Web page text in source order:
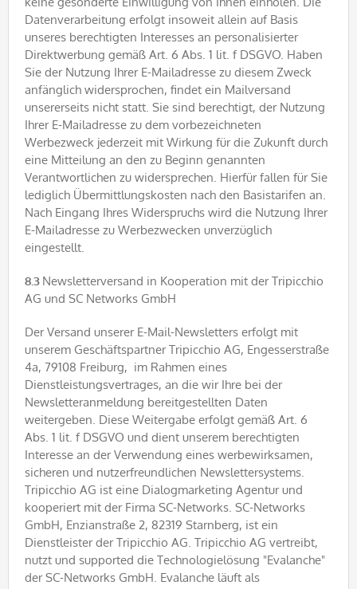
Datenverarbeitung erfolgt insoweit allein auf Basis
unseres berechtigten Interesses an personalisierter
Direktwerbung gemäß Art. 6 Abs. 1 lit. f DSGVO. Haben
Sie der Nutzung Ihrer E-Mailadresse zu diesem Zweck
anfänglich widersprochen, findet ein Mailversand
unsererseits nicht statt. Sie sind berechtigt, der Nutzung
Ihrer E-Mailadresse zu dem vorbezeichneten
Werbezweck jederzeit mit Wirkung für die Zukunft durch
eine Mitteilung an den zu Beginn genannten
Verantwortlichen zu widersprechen. Hierfür fallen für Sie
lediglich Übermittlungskosten nach den Basistarifen an.
Nach Eingang Ihres Widerspruchs wird die Nutzung Ihrer
E-Mailadresse zu Werbezwecken unverzüglich
eingestellt.
8.3 Newsletterversand in Kooperation mit der Tripicchio
AG und SC Networks GmbH
Der Versand unserer E-Mail-Newsletters erfolgt mit
unserem Geschäftspartner Tripicchio AG, Engesserstraße
4a, 79108 Freiburg, im Rahmen eines
Dienstleistungsvertrages, an die wir Ihre bei der
Newsletteranmeldung bereitgestellten Daten
weitergeben. Diese Weitergabe erfolgt gemäß Art. 6
Abs. 1 lit. f DSGVO und dient unserem berechtigten
Interesse an der Verwendung eines werbewirksamen,
sicheren und nutzerfreundlichen Newslettersystems.
Tripicchio AG ist eine Dialogmarketing Agentur und
kooperiert mit der Firma SC-Networks. SC-Networks
GmbH, Enzianstraße 2, 82319 Starnberg, ist ein
Dienstleister der Tripicchio AG. Tripicchio AG vertreibt,
nutzt und supported die Technologielösung "Evalanche"
der SC-Networks GmbH. Evalanche läuft als